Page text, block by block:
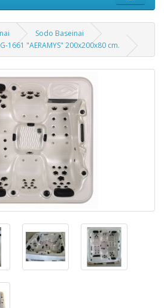
Sodo Baseinai
1661 "AERAMYS" 200x200x80 cm.